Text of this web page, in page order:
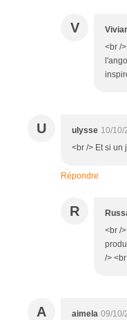
V
<br /
U ulysse 10/10/
<br /> Et si un
Répondre
R
<br /
/>
A aimela 09/10/